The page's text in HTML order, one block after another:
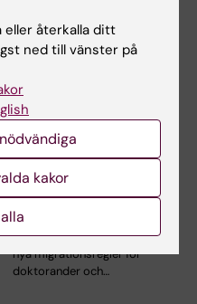
Nya
migrationsrättsliga
regler för forskare
och doktorander
Den svenska regeringen inför
nya migrationsregler för
doktorander och…
eller återkalla ditt
ned till vänster på
kakor